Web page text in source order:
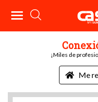
¡Miles de
Me